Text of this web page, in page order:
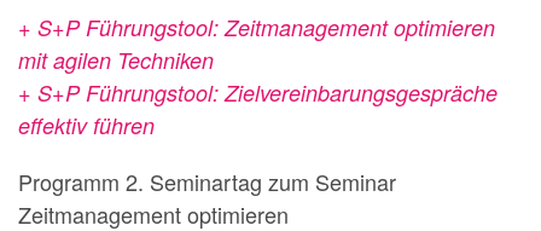
+ S+P Führungstool: Zeitmanagement optimieren
mit agilen Techniken
+ S+P Führungstool: Zielvereinbarungsgespräche
effektiv führen
Programm 2. Seminartag zum Seminar
Zeitmanagement optimieren